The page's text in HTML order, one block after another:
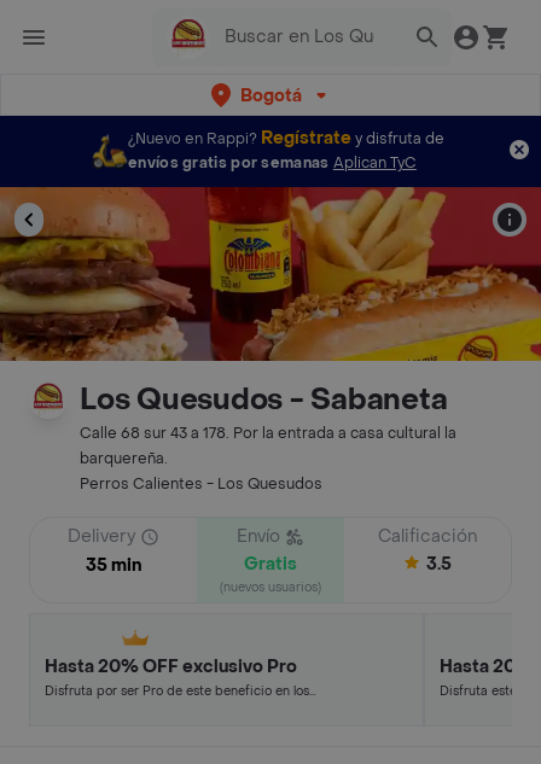
Bogotá
¿Nuevo en Rappi? Regístratey disfruta de
envíos gratis por semanas Aplican TyC
Los Quesudos - Sabaneta
Calle 68 sur 43 a 178. Por la entrada a casa cultural la
barquereña.
Perros Calientes - Los Quesudos
Delivery
35 min
Envío
Gratis
(nuevos usuarios)
Calificación
3.5
Hasta 20% OFF exclusivo Pro
Disfruta por ser Pro de este beneficio en los
Hasta 20%
Disfruta este